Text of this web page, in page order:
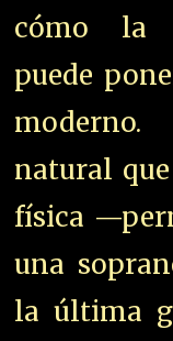
cómo la
puede
natural
física
una
la última